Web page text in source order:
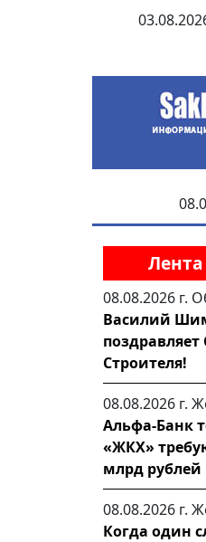
08.08.2026 г.
Василий
Строителя!
08.08.2026 г.
Альфа-Банк
«ЖКХ»
млрд рублей
08.08.2026 г.
Когда один